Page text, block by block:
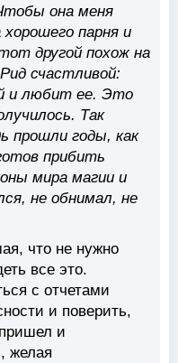
она меня
парня и
другой похож на
счастливой:
и любит ее. Это
Так
прошли годы, как
прибить
мира магии и
не обнимал, не
что не нужно
все это.
с отчетами
и поверить,
и
желая